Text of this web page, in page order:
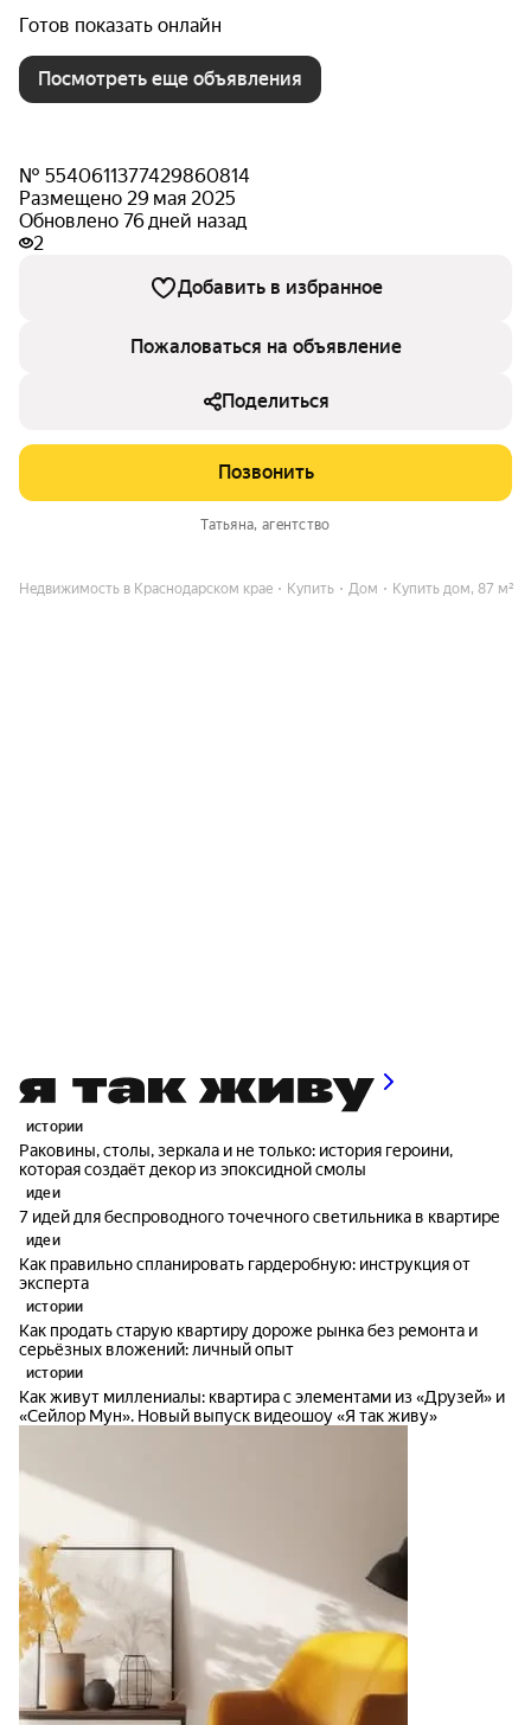
Готов показать онлайн
Посмотреть еще объявления
№ 5540611377429860814
Размещено 29 мая 2025
Обновлено 76 дней назад
2
Добавить в избранное
Пожаловаться на объявление
Поделиться
Позвонить
Татьяна, агентство
Недвижимость в Краснодарском крае Купить Дом Купить дом, 87 м²
истории
Раковины, столы, зеркала и не только: история героини,
которая создаёт декор из эпоксидной смолы
идеи
7 идей для беспроводного точечного светильника в квартире
идеи
Как правильно спланировать гардеробную: инструкция от
эксперта
истории
Как продать старую квартиру дороже рынка без ремонта и
серьёзных вложений: личный опыт
истории
Как живут миллениалы: квартира с элементами из «Друзей» и
«Сейлор Мун». Новый выпуск видеошоу «Я так живу»